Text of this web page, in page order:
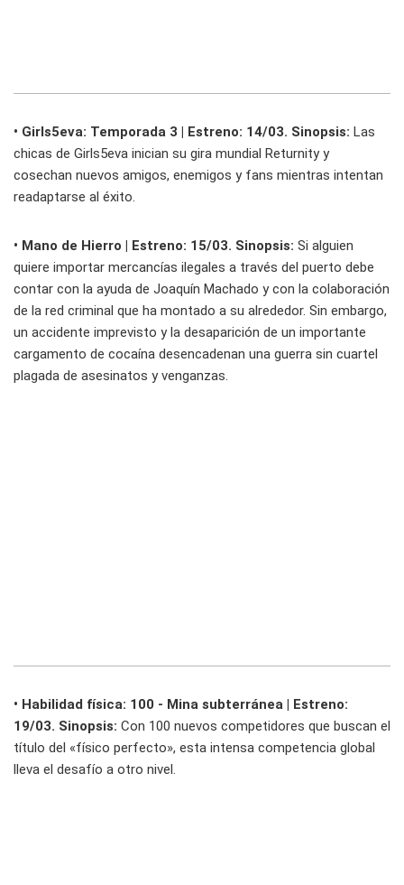
• Girls5eva: Temporada 3 | Estreno: 14/03. Sinopsis: Las
chicas de Girls5eva inician su gira mundial Returnity y
cosechan nuevos amigos, enemigos y fans mientras intentan
readaptarse al éxito.
• Mano de Hierro | Estreno: 15/03. Sinopsis: Si alguien
quiere importar mercancías ilegales a través del puerto debe
contar con la ayuda de Joaquín Machado y con la colaboración
de la red criminal que ha montado a su alrededor. Sin embargo,
un accidente imprevisto y la desaparición de un importante
cargamento de cocaína desencadenan una guerra sin cuartel
plagada de asesinatos y venganzas.
• Habilidad física: 100 - Mina subterránea | Estreno:
19/03. Sinopsis: Con 100 nuevos competidores que buscan el
título del «físico perfecto», esta intensa competencia global
lleva el desafío a otro nivel.